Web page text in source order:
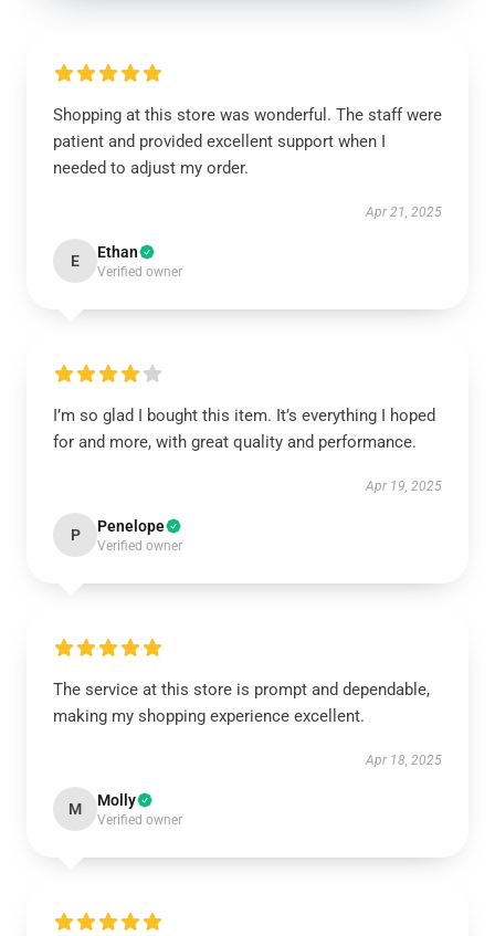
Shopping at this store was wonderful. The staff were
patient and provided excellent support when I
needed to adjust my order.
Apr 21, 2025
E Ethan
Verified owner
I’m so glad I bought this item. It’s everything I hoped
for and more, with great quality and performance.
Apr 19, 2025
P Penelope
Verified owner
The service at this store is prompt and dependable,
making my shopping experience excellent.
Apr 18, 2025
M Molly
Verified owner